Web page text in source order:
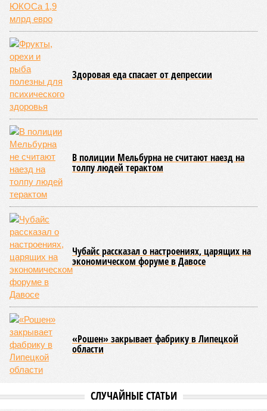
Здоровая еда спасает от депрессии
В полиции Мельбурна не считают наезд на
толпу людей терактом
Чубайс рассказал о настроениях, царящих на
экономическом форуме в Давосе
«Рошен» закрывает фабрику в Липецкой
области
СЛУЧАЙНЫЕ СТАТЬИ